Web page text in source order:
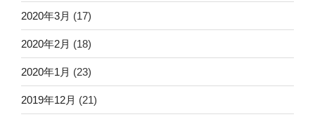
2020年3月 (17)
2020年2月 (18)
2020年1月 (23)
2019年12月 (21)